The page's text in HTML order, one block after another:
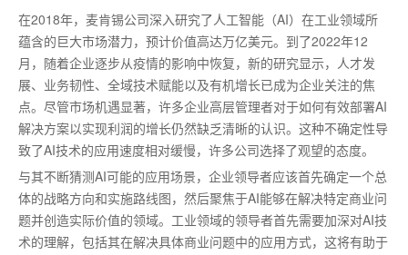
在2018年，麦肯锡公司深入研究了人工智能（AI）在工业领域所
蕴含的巨大市场潜力，预计价值高达万亿美元。到了2022年12
月，随着企业逐步从疫情的影响中恢复，新的研究显示，人才发
展、业务韧性、全域技术赋能以及有机增长已成为企业关注的焦
点。尽管市场机遇显著，许多企业高层管理者对于如何有效部署AI
解决方案以实现利润的增长仍然缺乏清晰的认识。这种不确定性导
致了AI技术的应用速度相对缓慢，许多公司选择了观望的态度。
与其不断猜测AI可能的应用场景，企业领导者应该首先确定一个总
体的战略方向和实施路线图，然后聚焦于AI能够在解决特定商业问
题并创造实际价值的领域。工业领域的领导者首先需要加深对AI技
术的理解，包括其在解决具体商业问题中的应用方式，这将有助于